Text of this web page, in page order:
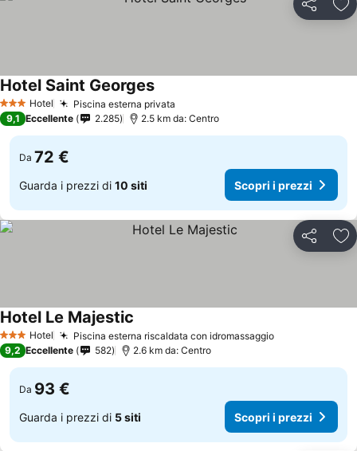
Condividi
3 StelleHotel Piscina esterna privata
Hotel Saint GeorgesScopri i prezzi
9,1 Eccellente 2.285 2.5 km da: Centro
Da 72 €
Guarda i prezzi di 10 siti Scopri i prezzi
Condividi
3 StelleHotel Piscina esterna riscaldata con idromassaggioScopri i
Hotel Le Majestic
9,2 Eccellente 582 2.6 km da: Centro
Da 93 €
Guarda i prezzi di 5 siti Scopri i prezzi